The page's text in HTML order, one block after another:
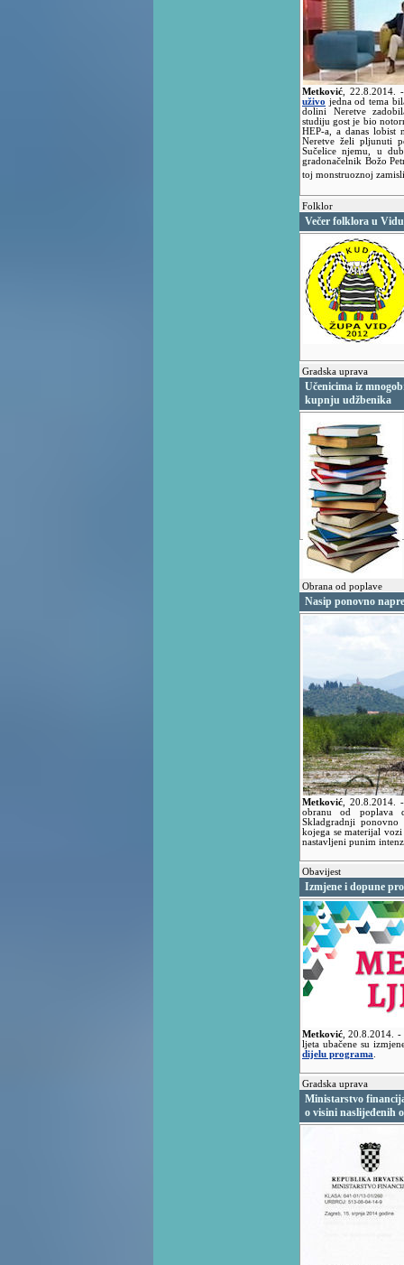
Metković 22.8.2014.
uživo jedna od tema
dolini Neretve
studiju gost je bio
HEP-a, a danas lobist
Neretve želi pljunuti
Sučelice njemu, u
gradonačelnik Božo
toj monstruoznoj
Folklor
Večer folklora u Vidu
Gradska uprava
Učenicima iz
kupnju udžbenika
Obrana od poplave
Nasip ponovno
Metković 20.8.2014.
obranu od poplava
Skladgradnji
kojega se materijal
nastavljeni punim
Obavijest
Izmjene i dopune
Metković ,20.8.2014. -
ljeta ubačene su
dijelu programa
Gradska uprava
Ministarstvo
o visini naslijeđenih